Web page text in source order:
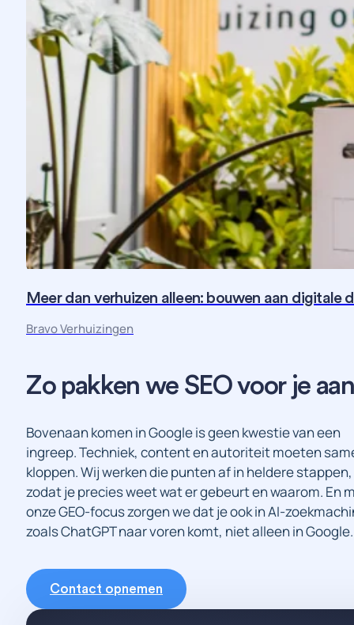
Meer dan verhuizen alleen: bouwen aan digitale
Bravo Verhuizingen
Zo pakken we SEO voor je aan
Bovenaan komen in Google is geen kwestie van een
ingreep. Techniek, content en autoriteit moeten
kloppen. Wij werken die punten af in heldere stappen,
zodat je precies weet wat er gebeurt en waarom. En
onze GEO-focus zorgen we dat je ook in AI-
zoals ChatGPT naar voren komt, niet alleen in Google.
Contact opnemen